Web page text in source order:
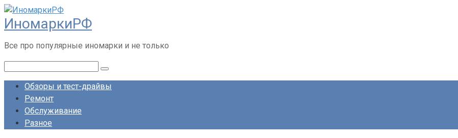
Перейти
к
контенту
ИномаркиРФ
Все про популярные иномарки и не только
Обзоры и тест-драйвы
Ремонт
Обслуживание
Разное